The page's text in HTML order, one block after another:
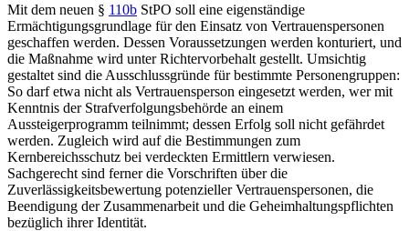
Mit dem neuen § 110b StPO soll eine eigenständige
Ermächtigungsgrundlage für den Einsatz von Vertrauenspersonen
geschaffen werden. Dessen Voraussetzungen werden konturiert, und
die Maßnahme wird unter Richtervorbehalt gestellt. Umsichtig
gestaltet sind die Ausschlussgründe für bestimmte Personengruppen:
So darf etwa nicht als Vertrauensperson eingesetzt werden, wer mit
Kenntnis der Strafverfolgungsbehörde an einem
Aussteigerprogramm teilnimmt; dessen Erfolg soll nicht gefährdet
werden. Zugleich wird auf die Bestimmungen zum
Kernbereichsschutz bei verdeckten Ermittlern verwiesen.
Sachgerecht sind ferner die Vorschriften über die
Zuverlässigkeitsbewertung potenzieller Vertrauenspersonen, die
Beendigung der Zusammenarbeit und die Geheimhaltungspflichten
bezüglich ihrer Identität.